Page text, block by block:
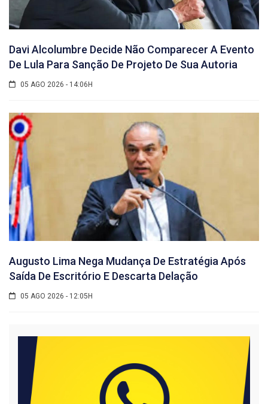
Davi Alcolumbre Decide Não Comparecer A Evento
De Lula Para Sanção De Projeto De Sua Autoria
05 AGO 2026 - 14:06H
Augusto Lima Nega Mudança De Estratégia Após
Saída De Escritório E Descarta Delação
05 AGO 2026 - 12:05H